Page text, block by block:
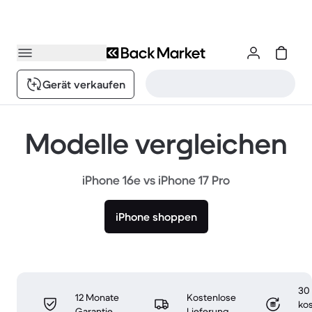
Gerät verkaufen
Modelle vergleichen
iPhone 16e vs iPhone 17 Pro
iPhone shoppen
12 Monate
Kostenlose
30